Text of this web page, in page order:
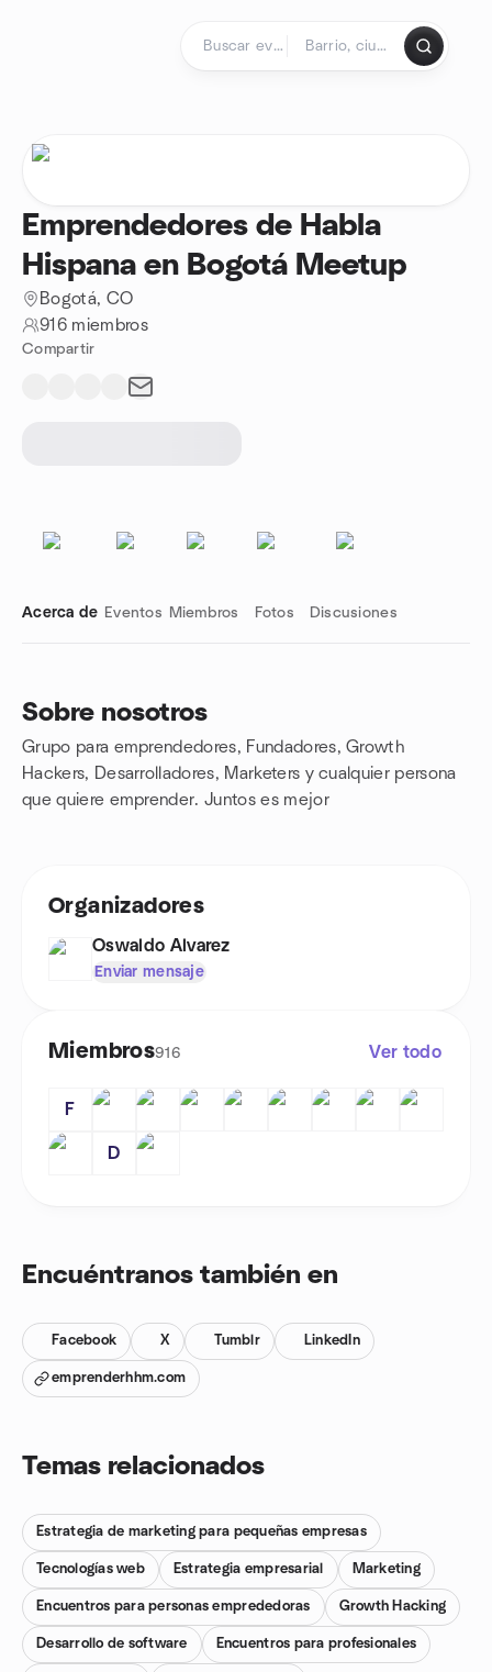
Emprendedores de Habla
Hispana en Bogotá Meetup
Bogotá, CO
916 miembros
Compartir
Acerca de Eventos Miembros Fotos Discusiones
Sobre nosotros
Grupo para emprendedores, Fundadores, Growth
Hackers, Desarrolladores, Marketers y cualquier persona
que quiere emprender. Juntos es mejor
Enlaces de grupo
Organizadores
Oswaldo Alvarez
Enviar mensaje
Miembros916 Ver todo
F
D
Encuéntranos también en
Facebook X Tumblr LinkedIn
emprenderhhm.com
Temas relacionados
Estrategia de marketing para pequeñas empresas
Tecnologías web Estrategia empresarial Marketing
Encuentros para personas emprededoras Growth Hacking
Desarrollo de software Encuentros para profesionales